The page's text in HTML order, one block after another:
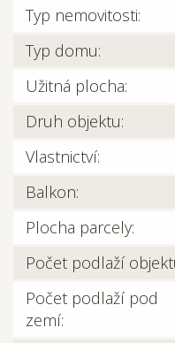
Typ nemovitosti:
Typ domu:
Užitná plocha:
Druh objektu:
Vlastnictví:
Balkon:
Plocha parcely:
Počet podlaží
Počet podlaží pod
zemí: